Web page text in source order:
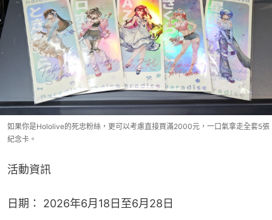
如果你是Hololive的死忠粉絲，更可以考慮直接買滿2000元，一口氣拿走全套5張
紀念卡。
活動資訊
日期： 2026年6月18日至6月28日